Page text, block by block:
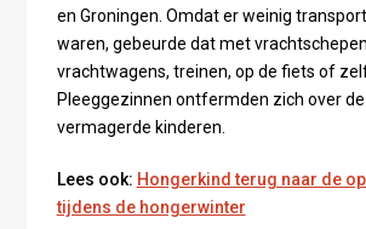
en Groningen. Omdat er weinig
waren, gebeurde dat met
vrachtwagens, treinen, op de fiets of
Pleeggezinnen ontfermden zich over
vermagerde kinderen.
Lees ook: Hongerkind terug naar de
tijdens de hongerwinter